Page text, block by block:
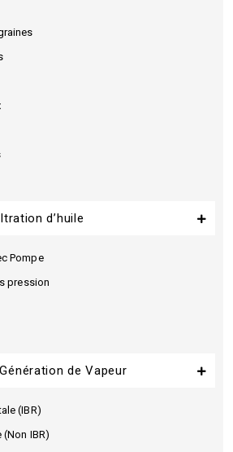
d’huile
Pompe
pression
de Vapeur
(IBR)
(Non IBR)